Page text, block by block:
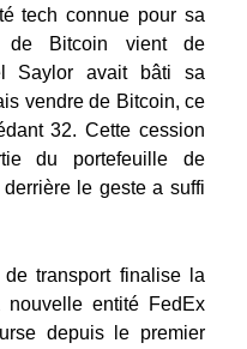
tech connue pour sa
de Bitcoin vient de
Saylor avait bâti sa
vendre de Bitcoin, ce
32. Cette cession
du portefeuille de
le geste a suffi
transport finalise la
entité FedEx
depuis le premier